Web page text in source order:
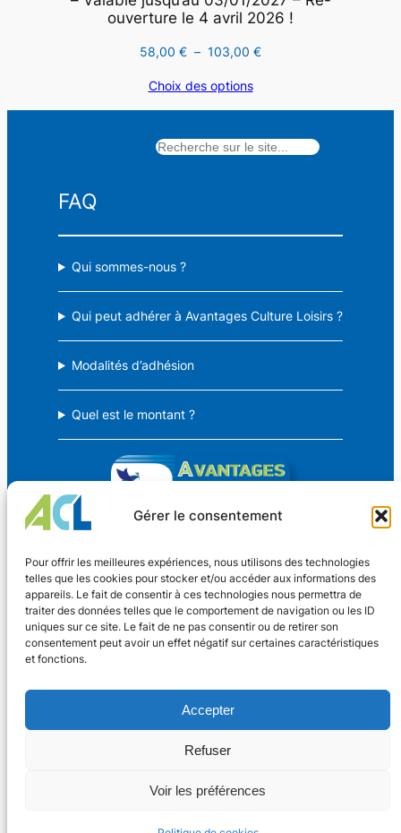
Gérer le consentement
Pour offrir les meilleures expériences, nous utilisons des technologies
telles que les cookies pour stocker et/ou accéder aux informations des
appareils. Le fait de consentir à ces technologies nous permettra de
traiter des données telles que le comportement de navigation ou les ID
uniques sur ce site. Le fait de ne pas consentir ou de retirer son
consentement peut avoir un effet négatif sur certaines caractéristiques
et fonctions.
Accepter
Refuser
Voir les préférences
ouverture le 4 avril 2026 !
58,00 € – 103,00 €Plage
58,00 €
103,00 €
Choix des options
FAQ
Qui sommes-nous ?
Qui peut adhérer à Avantages Culture Loisirs ?
Modalités d’adhésion
Quel est le montant ?
Avantages Culture Loisirs
Des avantages CSE pour TOUS !
Coordonnées
4 rue Dr Oberkirch
13h30 – 17h30
Contact